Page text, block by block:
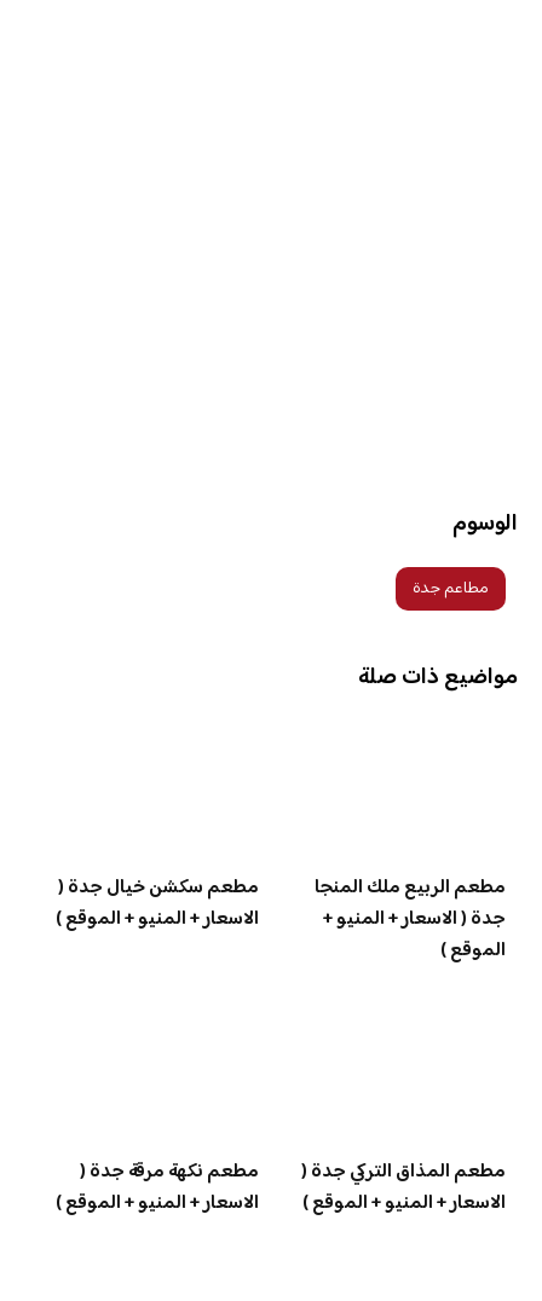
الوسوم
مطاعم جدة
مواضيع ذات صلة
مطعم الربيع ملك المنجا
جدة ( الاسعار + المنيو +
الموقع )
مطعم سكشن خيال جدة (
الاسعار + المنيو + الموقع )
مطعم المذاق التركي جدة (
الاسعار + المنيو + الموقع )
مطعم نكهة مرقة جدة (
الاسعار + المنيو + الموقع )